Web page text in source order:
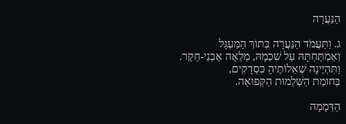
הַנַּעֲרָה
ג. וַתַּעֲמֹד הַנַּעֲרָה בְּתוֹךְ הַמַּעְגָּל
וְאַמְתַּחְתָּהּ עַל שִׁכְמָהּ, מְלֵאֻה אַבְנֵי-חֵקֶר.
וַתִּהְיֶינָה שְׁאֵלוֹתֶיהָ כִּסְדָקִים,
בְּחומַת הַשְּׁלֵמוּת הַקְּפוּאָה.
הַדְּמָמָה